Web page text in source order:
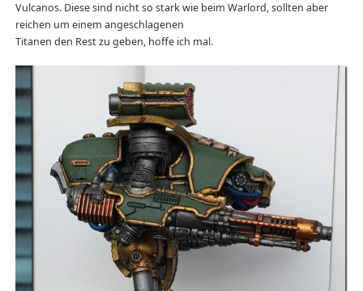
Vulcanos. Diese sind nicht so stark wie beim Warlord, sollten aber
reichen um einem angeschlagenen
Titanen den Rest zu geben, hoffe ich mal.